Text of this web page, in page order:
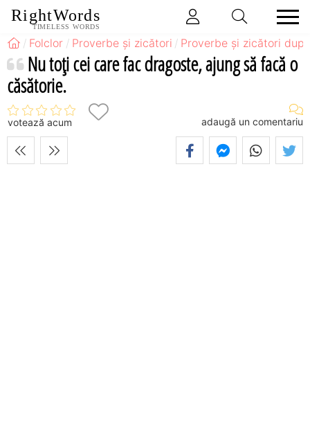
RightWords
TIMELESS WORDS
Folclor Proverbe și zicători Proverbe și zicători
Nu toţi cei care fac dragoste, ajung să facă o
căsătorie.
votează acum adaugă un comentariu